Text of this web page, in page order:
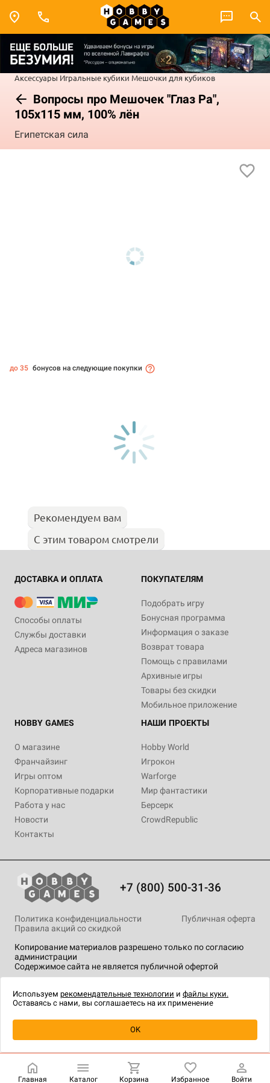
Аксессуары Игральные кубики Мешочки для кубиков
Вопросы про Мешочек "Глаз Ра",
105x115 мм, 100% лён
Египетская сила
Уведомить о наличии
до 35 бонусов на следующие покупки
Рекомендуем вам
С этим товаром смотрели
ДОСТАВКА И ОПЛАТА
Способы оплаты
Службы доставки
Адреса магазинов
ПОКУПАТЕЛЯМ
Подобрать игру
Бонусная программа
Информация о заказе
Возврат товара
Помощь с правилами
Архивные игры
Товары без скидки
Мобильное приложение
HOBBY GAMES
О магазине
Франчайзинг
Игры оптом
Корпоративные подарки
Работа у нас
Новости
Контакты
НАШИ ПРОЕКТЫ
Hobby World
Игрокон
Warforge
Мир фантастики
Берсерк
CrowdRepublic
+7 (800) 500-31-36
Копирование материалов разрешено только по согласию
администрации
Содержимое сайта не является публичной офертой
Политика конфиденциальности
Публичная оферта
Правила акций со скидкой
технологии.
Главная Каталог Корзина Избранное Войти
Используем рекомендательные технологии и файлы куки.
Оставаясь с нами, вы соглашаетесь на их применение
OK